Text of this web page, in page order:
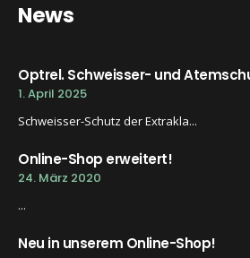
News
Optrel. Schweisser- und
1. April 2025
Schweisser-Schutz der Extrakla...
Online-Shop erweitert!
24. März 2020
...
Neu in unserem Online-Shop!